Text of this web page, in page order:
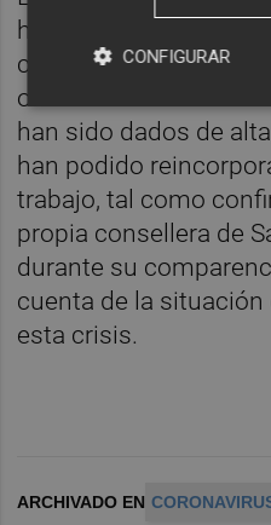
hasta la fecha con
contagiados por
otros 185 están
han sido dados de
han podido
trabajo, tal como
propia consellera de
durante su
cuenta de la situación
esta crisis.
ARCHIVADO EN
CONFIGURAR